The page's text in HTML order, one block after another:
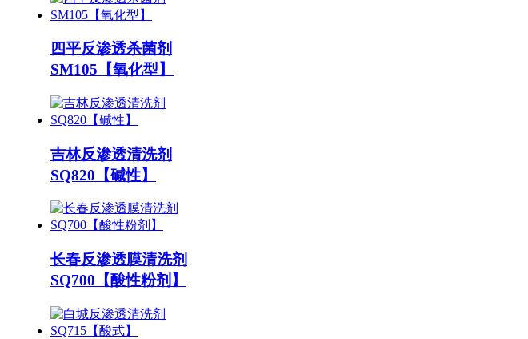
四平反渗透杀菌剂
SM105【氧化型】
吉林反渗透清洗剂
SQ820【碱性】
长春反渗透膜清洗剂
SQ700【酸性粉剂】